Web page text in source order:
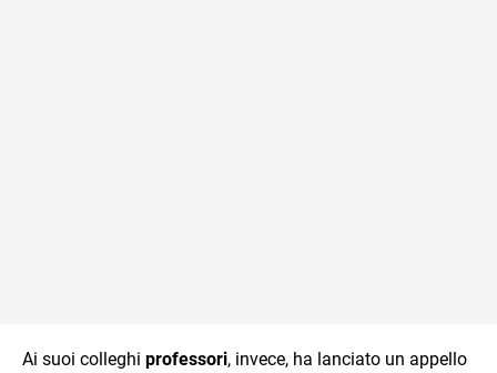
Ai suoi colleghi professori, invece, ha lanciato un appello